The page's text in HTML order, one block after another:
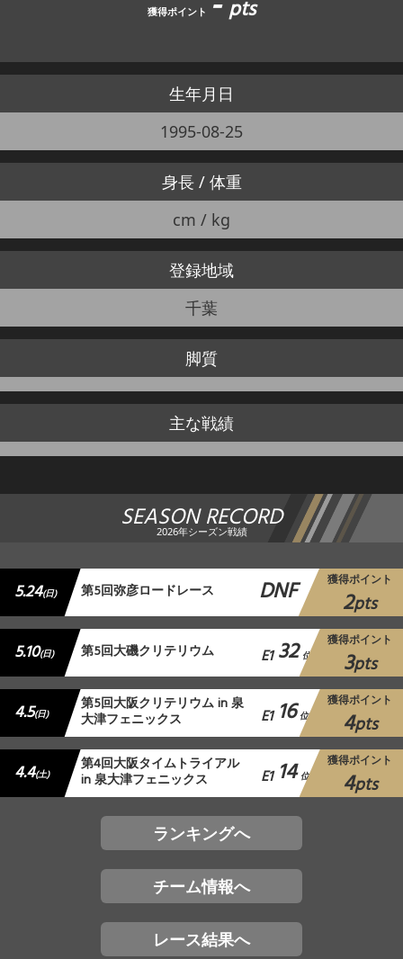
獲得ポイント pts
生年月日
1995-08-25
身長 / 体重
cm / kg
登録地域
千葉
脚質
主な戦績
SEASON RECORD
2026年シーズン戦績
5.24(日) 第5回弥彦ロードレース DNF 獲得ポイント
2pts
5.10(日) 第5回大磯クリテリウム E1 32 位
獲得ポイント
3pts
4.5(日) 第5回大阪クリテリウム in 泉
大津フェニックス E1 16 位
獲得ポイント
4pts
4.4(土) 第4回大阪タイムトライアル
in 泉大津フェニックス E1 14 位
獲得ポイント
4pts
ランキングへ
チーム情報へ
レース結果へ